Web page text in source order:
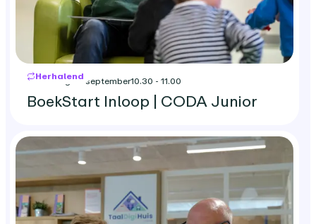
Herhalend
woensdag 23 september10.30 - 11.00
BoekStart Inloop | CODA Junior